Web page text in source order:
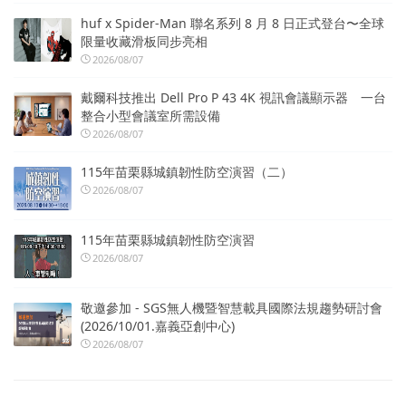
huf x Spider-Man 聯名系列 8 月 8 日正式登台〜全球
限量收藏滑板同步亮相
2026/08/07
戴爾科技推出 Dell Pro P 43 4K 視訊會議顯示器 一台
整合小型會議室所需設備
2026/08/07
115年苗栗縣城鎮韌性防空演習（二）
2026/08/07
115年苗栗縣城鎮韌性防空演習
2026/08/07
敬邀參加 - SGS無人機暨智慧載具國際法規趨勢研討會
(2026/10/01.嘉義亞創中心)
2026/08/07